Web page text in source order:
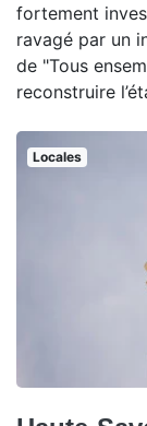
fortement
ravagé par un
de "Tous
reconstruire
Locales